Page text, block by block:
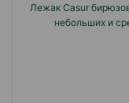
Лежак Casur
небольших и